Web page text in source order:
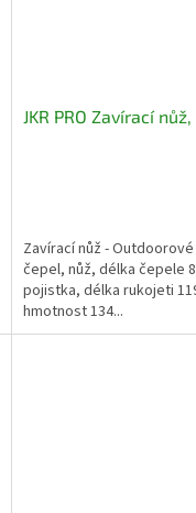
JKR PRO Zavírací
Zavírací nůž -
čepel, nůž, délka čepele
pojistka, délka rukojeti
hmotnost 134...